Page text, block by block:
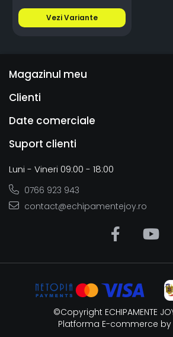
Vezi Variante
Magazinul meu
Clienti
Date comerciale
Suport clienti
Luni - Vineri 09:00 - 18:00
0766 923 943
contact@echipamentejoy.ro
©Copyright ECHIPAMENTE
Platforma E-commerce